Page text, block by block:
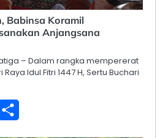
Babinsa Koramil
Anjangsana
– Dalam rangka mempererat
Idul Fitri 1447 H, Sertu Buchari
Email